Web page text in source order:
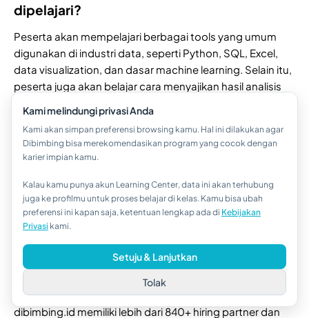
dipelajari?
Peserta akan mempelajari berbagai tools yang umum
digunakan di industri data, seperti Python, SQL, Excel,
data visualization, dan dasar machine learning. Selain itu,
peserta juga akan belajar cara menyajikan hasil analisis
4. Apakah ada bimbingan dari mentor?
Tentu ada. Peserta akan dibimbing langsung oleh mentor
Selain sesi pembelajaran, peserta juga bisa berdiskusi,
bertanya, dan mendapatkan feedback untuk
5. Bagaimana peluang kerja setelah lulus
dibimbing.id memiliki lebih dari 840+ hiring partner dan
Hi!👋
Kalau kamu butuh bantuan,
Kami melindungi privasi Anda
Kami akan simpan preferensi browsing kamu. Hal ini dilakukan agar
Dibimbing bisa merekomendasikan program yang cocok dengan
karier impian kamu.
Kalau kamu punya akun Learning Center, data ini akan terhubung
juga ke profilmu untuk proses belajar di kelas. Kamu bisa ubah
preferensi ini kapan saja, ketentuan lengkap ada di Kebijakan
Privasi kami.
Tolak
Setuju & Lanjutkan